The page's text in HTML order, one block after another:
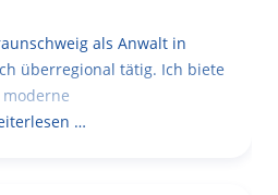
als Anwalt in
überregional tätig. Ich biete
…